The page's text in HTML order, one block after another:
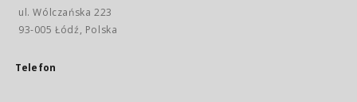
ul. Wólczańska 223
93-005 Łódź, Polska
Telefon